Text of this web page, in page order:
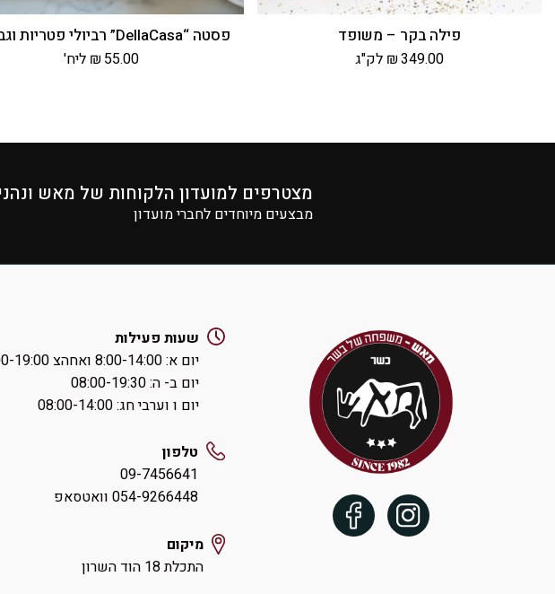
פילה בקר – משופד
₪349.00 לק"ג
פסטה “DellaCasa” רביולי פטריות וגבינות
₪ 55.00 ליח'
מצטרפים למועדון הלקוחות של מאש
מבצעים מיוחדים לחברי מועדון
שעות פעילות
יום א: ‏8:00-14:00 ואחהצ 16:00-19:00
יום ב- ה: ‏08:00-19:30
יום ו וערבי חג: ‏08:00-14:00
טלפון
09-7456641
054-9266448 וואטסאפ
מיקום
התכלת 18 הוד השרון